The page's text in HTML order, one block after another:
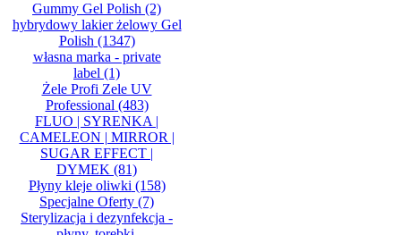
Gummy Gel Polish (2)
hybrydowy lakier żelowy Gel
Polish (1347)
własna marka - private
label (1)
Żele Profi Zele UV
Professional (483)
FLUO | SYRENKA |
CAMELEON | MIRROR |
SUGAR EFFECT |
DYMEK (81)
Płyny kleje oliwki (158)
Specjalne Oferty (7)
Sterylizacja i dezynfekcja -